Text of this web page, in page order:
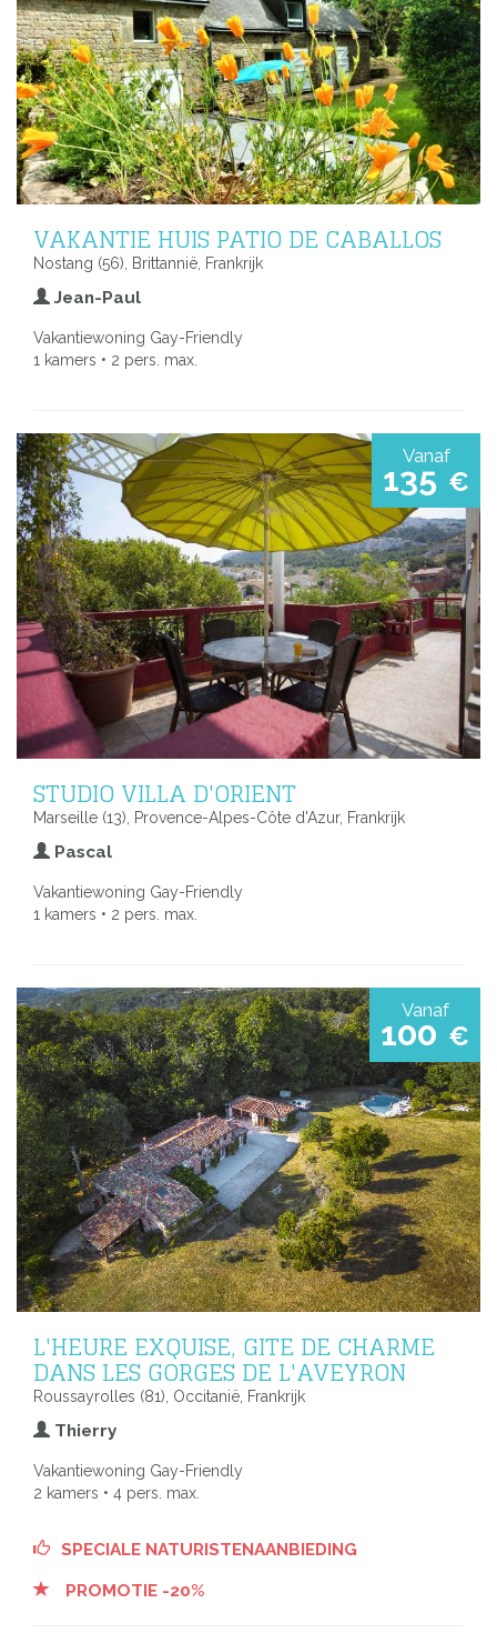
VAKANTIE HUIS PATIO DE CABALLOS
Nostang (56), Brittannië, Frankrijk
Jean-Paul
Vakantiewoning Gay-Friendly
1 kamers • 2 pers. max.
Vanaf
135 €
STUDIO VILLA D'ORIENT
Marseille (13), Provence-Alpes-Côte d'Azur, Frankrijk
Pascal
Vakantiewoning Gay-Friendly
1 kamers • 2 pers. max.
Vanaf
100 €
L'HEURE EXQUISE, GITE DE CHARME
DANS LES GORGES DE L'AVEYRON
Roussayrolles (81), Occitanië, Frankrijk
Thierry
Vakantiewoning Gay-Friendly
2 kamers • 4 pers. max.
SPECIALE NATURISTENAANBIEDING
PROMOTIE -20%